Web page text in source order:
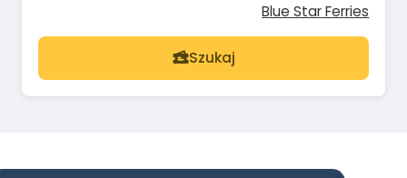
Blue Star Ferries
Szukaj